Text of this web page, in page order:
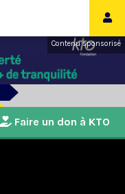
Contenu sponsorisé
Faire un don à KTO